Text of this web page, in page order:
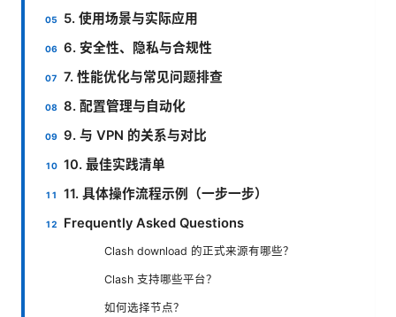
5. 使用场景与实际应用
6. 安全性、隐私与合规性
7. 性能优化与常见问题排查
8. 配置管理与自动化
9. 与 VPN 的关系与对比
10. 最佳实践清单
11. 具体操作流程示例（一步一步）
Frequently Asked Questions
Clash download 的正式来源有哪些？
Clash 支持哪些平台？
如何选择节点？